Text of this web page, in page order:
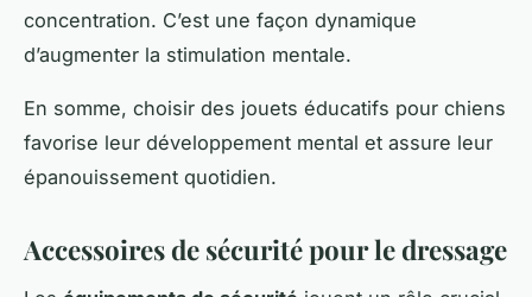
concentration. C’est une façon dynamique
d’augmenter la stimulation mentale.
En somme, choisir des jouets éducatifs pour chiens
favorise leur développement mental et assure leur
épanouissement quotidien.
Accessoires de sécurité pour le dressage